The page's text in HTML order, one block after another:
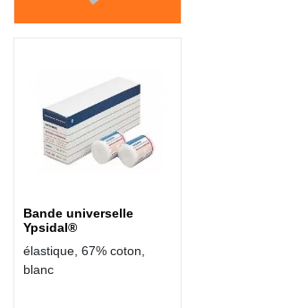
Bande universelle
Ypsidal®
élastique, 67% coton,
blanc